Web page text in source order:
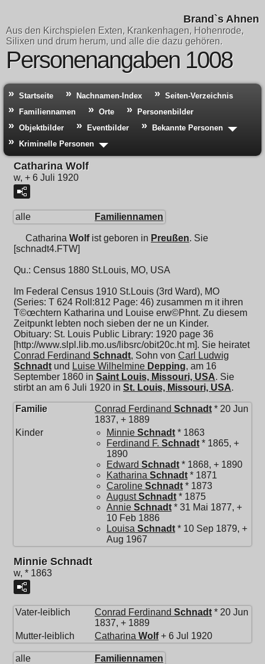
Brand`s Ahnen
Aus den Kirchspielen Exten, Krankenhagen, Hohenrode,
Silixen und drum herum, und alle die dazu gehören.
Personenangaben 1008
Startseite Nachnamen-Index
Seiten-Verzeichnis
Familiennamen
Orte
Personenbilder
Objektbilder
Eventbilder
Bekannte Personen
Kriminelle Personen
Catharina Wolf
w, + 6 Juli 1920
alle Familiennamen
Catharina Wolfist geboren in Preußen. Sie
[schnadt4.FTW]
Qu.: Census 1880 St.Louis, MO, USA
Im Federal Census 1910 St.Louis (3rd Ward), MO
(Series: T 624 Roll:812 Page: 46) zusammen m it ihren
T©œchtern Katharina und Louise erw©Phnt. Zu diesem
Zeitpunkt lebten noch sieben der ne un Kinder.
Obituary: St. Louis Public Library: 1920 page 36
[http://www.slpl.lib.mo.us/libsrc/obit20c.ht m]. Sie heiratet
Conrad Ferdinand Schnadt, Sohn von Carl Ludwig
Schnadt und Luise Wilhelmine Depping, am 16
September 1860 in Saint Louis, Missouri, USA. Sie
stirbt an am 6 Juli 1920 in St. Louis, Missouri, USA.
Familie Conrad Ferdinand Schnadt * 20 Jun
1837, + 1889
Kinder
Minnie Schnadt * 1863
Ferdinand F. Schnadt * 1865, +
1890
Edward Schnadt * 1868, + 1890
Katharina Schnadt * 1871
Caroline Schnadt * 1873
August Schnadt * 1875
Annie Schnadt * 31 Mai 1877, +
10 Feb 1886
Louisa Schnadt * 10 Sep 1879, +
Aug 1967
Minnie Schnadt
w, * 1863
Vater-leiblich Conrad Ferdinand Schnadt * 20 Jun
1837, + 1889
Mutter-leiblich
Catharina Wolf+ 6 Jul 1920
alle Familiennamen